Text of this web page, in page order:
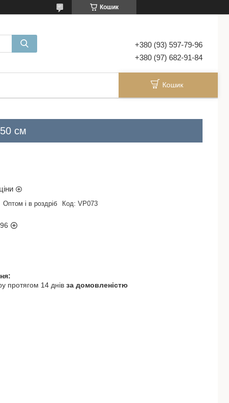
Кошик
+380 (93) 597-79-96
+380 (97) 682-91-84
Кошик
см
Оптом і в роздріб Код: VP073
протягом 14 днів за домовленістю